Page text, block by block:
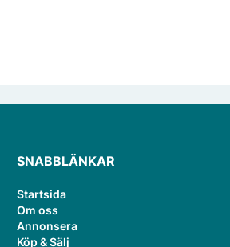
SNABBLÄNKAR
Startsida
Om oss
Annonsera
Köp & Sälj